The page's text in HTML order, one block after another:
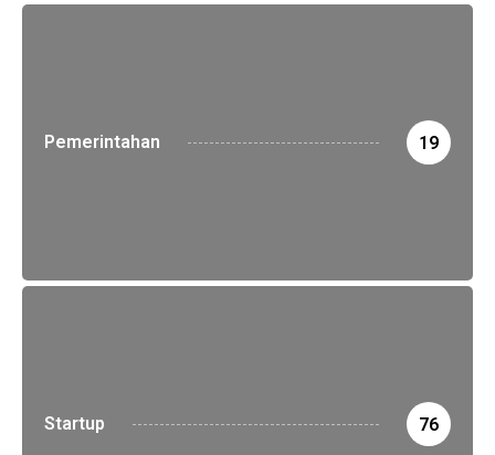
Pemerintahan 19
Startup 76